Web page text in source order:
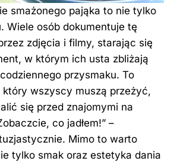
smażonego pająka to nie tylko
Wiele osób dokumentuje tę
zdjęcia i filmy, starając się
w którym ich usta zbliżają
przysmaku. To
który wszyscy muszą przeżyć,
się przed znajomymi na
co jadłem!” –
Mimo to warto
tylko smak oraz estetyka dania